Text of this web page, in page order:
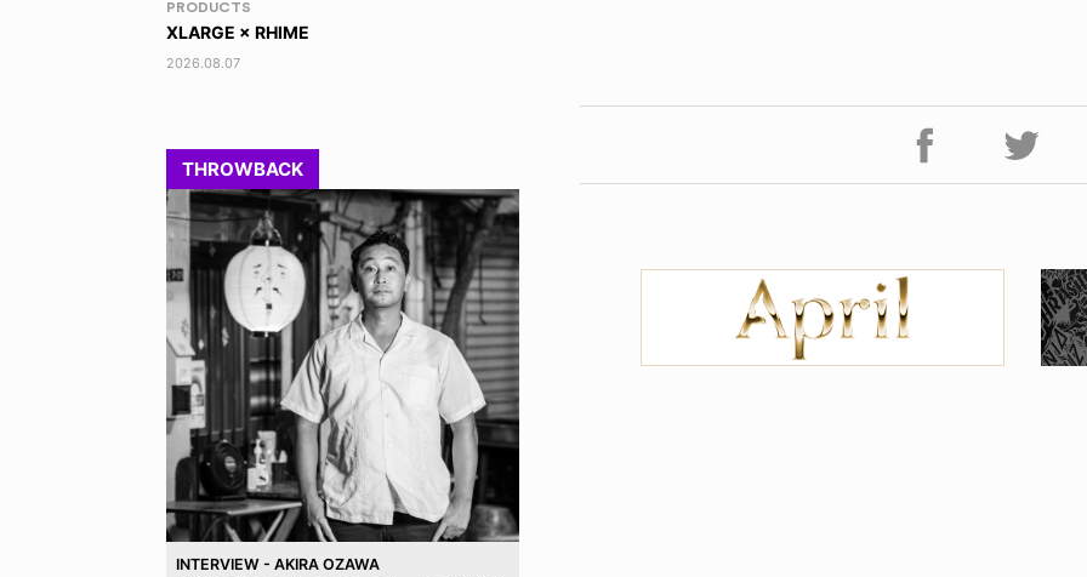
VOICE OF FREEDOM
AKIRA OZAWA / 尾澤 彰
2021.09.02
THROWBACK
INTERVIEW - AKIRA OZAWA